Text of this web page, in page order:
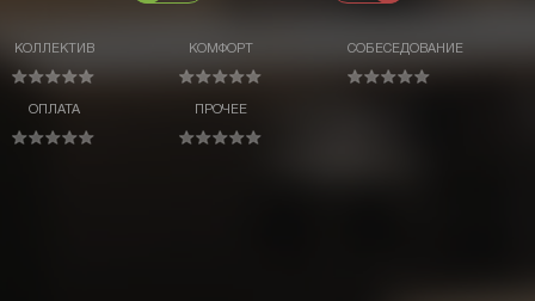
КОЛЛЕКТИВ
ОПЛАТА
КОМФОРТ
ПРОЧЕЕ
СОБЕСЕДОВАНИЕ